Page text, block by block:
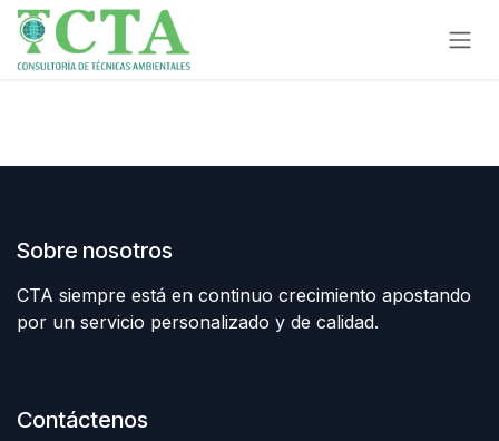
Ir al contenido
Sobre nosotros
CTA siempre está en continuo crecimiento apostando
por un servicio personalizado y de calidad.
Contáctenos